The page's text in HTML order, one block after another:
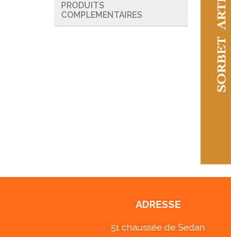
PRODUITS
COMPLEMENTAIRES
ADRESSE
51 chaussée de Sedan